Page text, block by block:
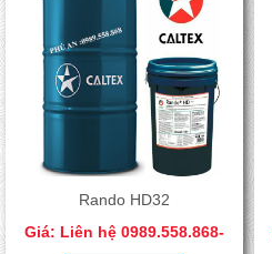
Rando HD32
Giá: Liên hệ 0989.558.868-